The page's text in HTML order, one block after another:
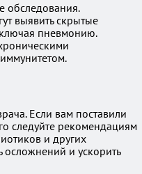
обследования.
выявить скрытые
пневмонию.
Если вам поставили
следуйте рекомендациям
и других
осложнений и ускорить